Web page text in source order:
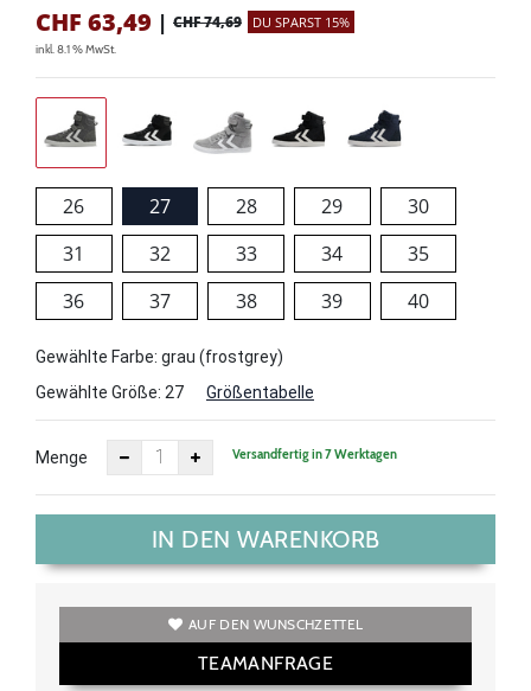
CHF 63,49 | CHF 74,69 DU SPARST 15%
inkl. 8.1 % MwSt.
26 27 28 29
30
31
32 33 34
35
36
37 38 39 40
Gewählte Farbe: grau (frostgrey)
Gewählte Größe: 27 Größentabelle
Menge Versandfertig in 7 Werktagen
IN DEN WARENKORB
AUF DEN WUNSCHZETTEL
TEAMANFRAGE